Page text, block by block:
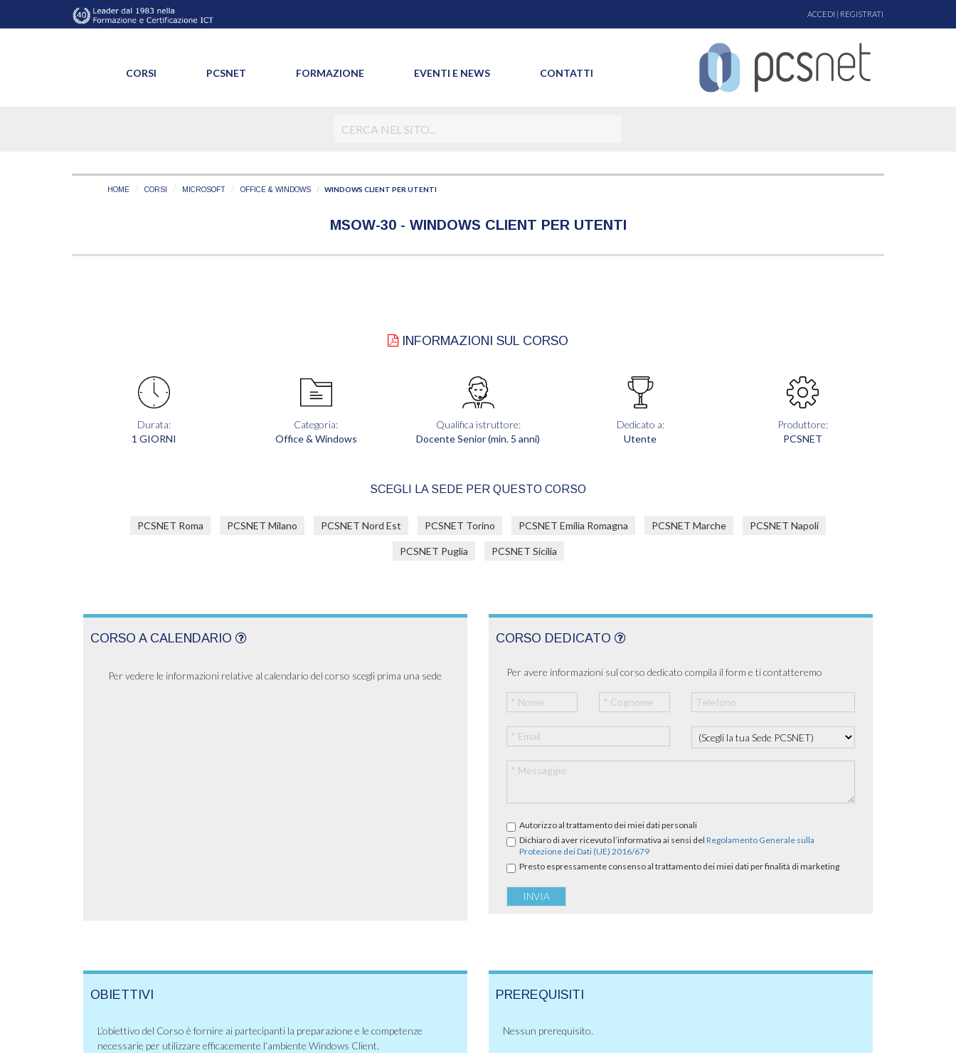
ACCEDI | REGISTRATI
CORSI PCSNET FORMAZIONE EVENTI E NEWS CONTATTI
HOME CORSI MICROSOFT OFFICE & WINDOWS WINDOWS CLIENT PER UTENTI
MSOW-30 - WINDOWS CLIENT PER UTENTI
INFORMAZIONI SUL CORSO
Durata:
1 GIORNI
Categoria:
Office & Windows
Qualifica istruttore:
Docente Senior (min. 5 anni)
Dedicato a:
Utente
Produttore:
PCSNET
SCEGLI LA SEDE PER QUESTO CORSO
PCSNET Roma PCSNET Milano PCSNET Nord Est PCSNET Torino PCSNET Emilia Romagna PCSNET Marche PCSNET Napoli
PCSNET Puglia PCSNET Sicilia
CORSO A CALENDARIO
Per vedere le informazioni relative al calendario del corso scegli prima una sede
CORSO DEDICATO
Per avere informazioni sul corso dedicato compila il form e ti contatteremo
Autorizzo al trattamento dei miei dati personali
Dichiaro di aver ricevuto l’informativa ai sensi del Regolamento Generale sulla
Protezione dei Dati (UE) 2016/679
Presto espressamente consenso al trattamento dei miei dati per finalità di marketing
OBIETTIVI
L’obiettivo del Corso è fornire ai partecipanti la preparazione e le competenze
necessarie per utilizzare efficacemente l’ambiente Windows Client.
PREREQUISITI
Nessun prerequisito.